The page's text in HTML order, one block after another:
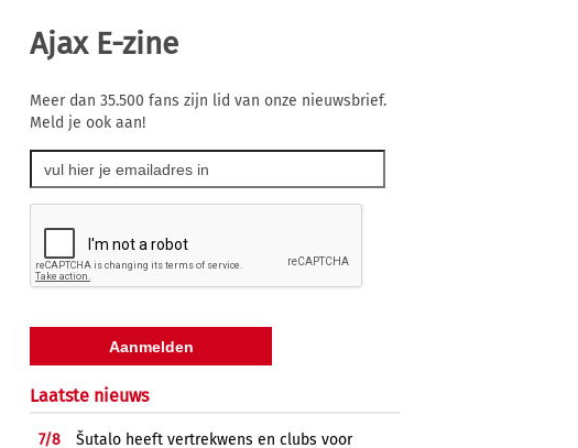
Ajax E-zine
Meer dan 35.500 fans zijn lid van onze nieuwsbrief.
Meld je ook aan!
Laatste nieuws
7/8
Šutalo heeft vertrekwens en clubs voor